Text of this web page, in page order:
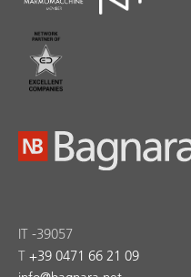
IT -39057
T +39 0471 66 21 09